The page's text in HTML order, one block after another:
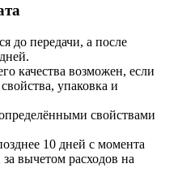
до передачи, а после
качества возможен, если
упаковка и
свойствами
10 дней с момента
вычетом расходов на